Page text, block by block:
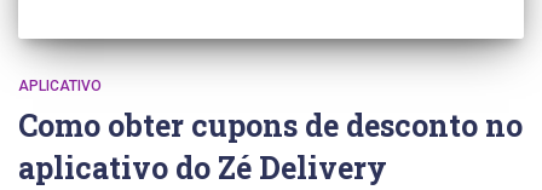
APLICATIVO
Como obter cupons de desconto no
aplicativo do Zé Delivery